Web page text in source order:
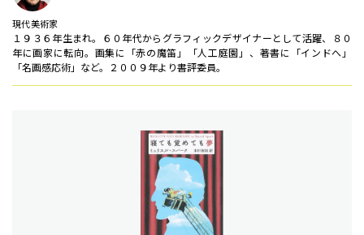
現代美術家
１９３６年生まれ。６０年代からグラフィックデザイナーとして活躍、８０
年に画家に転向。画集に「赤の魔笛」「人工庭園」、著書に「インドへ」
「名画感応術」など。２００９年より書評委員。